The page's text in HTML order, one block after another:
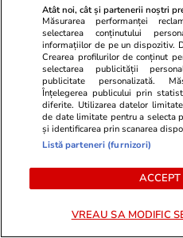
peste 8,89 milioane de
categoria I
Atât noi, cât și partenerii noștri
Măsurarea performanței
selectarea conținutului
informațiilor de pe un dispozitiv.
Crearea profilurilor de conținut
selectarea publicității
publicitate personalizată.
Înțelegerea publicului prin
diferite. Utilizarea datelor
de date limitate pentru a selecta
și identificarea prin scanarea
Listă parteneri (furnizori)
VREAU SA MODIFIC